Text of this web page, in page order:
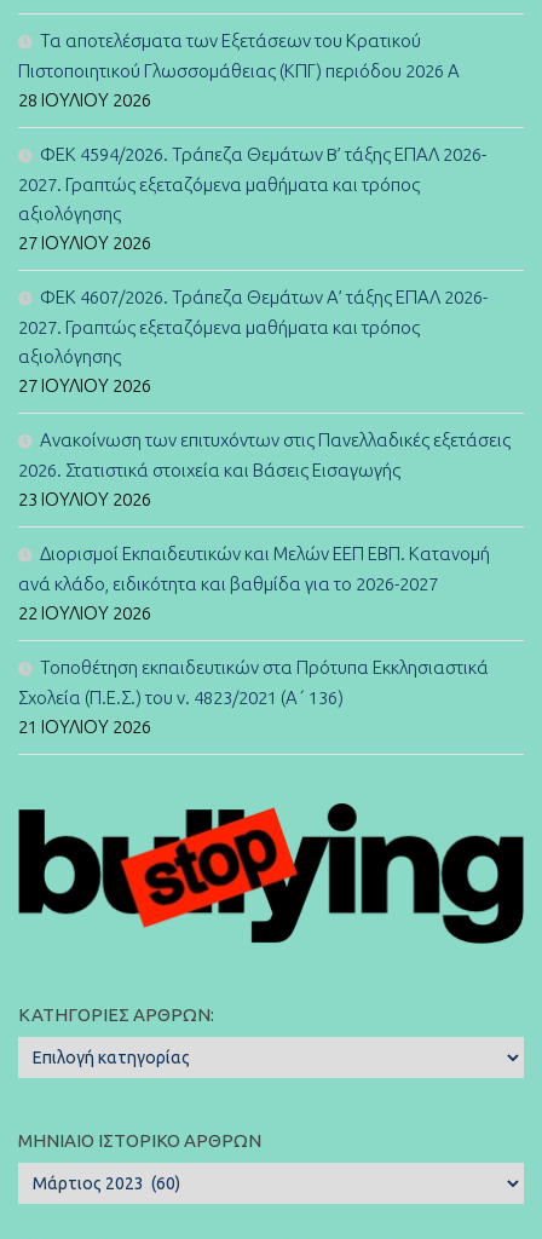
Τα αποτελέσματα των Εξετάσεων του Κρατικού
Πιστοποιητικού Γλωσσομάθειας (ΚΠΓ) περιόδου 2026 Α
28 ΙΟΥΛΊΟΥ 2026
ΦΕΚ 4594/2026. Τράπεζα Θεμάτων B’ τάξης ΕΠΑΛ 2026-
2027. Γραπτώς εξεταζόμενα μαθήματα και τρόπος
αξιολόγησης
27 ΙΟΥΛΊΟΥ 2026
ΦΕΚ 4607/2026. Τράπεζα Θεμάτων Α’ τάξης ΕΠΑΛ 2026-
2027. Γραπτώς εξεταζόμενα μαθήματα και τρόπος
αξιολόγησης
27 ΙΟΥΛΊΟΥ 2026
Ανακοίνωση των επιτυχόντων στις Πανελλαδικές εξετάσεις
2026. Στατιστικά στοιχεία και Βάσεις Εισαγωγής
23 ΙΟΥΛΊΟΥ 2026
Διορισμοί Εκπαιδευτικών και Μελών ΕΕΠ ΕΒΠ. Κατανομή
ανά κλάδο, ειδικότητα και βαθμίδα για το 2026-2027
22 ΙΟΥΛΊΟΥ 2026
Τοποθέτηση εκπαιδευτικών στα Πρότυπα Εκκλησιαστικά
Σχολεία (Π.Ε.Σ.) του ν. 4823/2021 (Α΄ 136)
21 ΙΟΥΛΊΟΥ 2026
ΚΑΤΗΓΟΡΊΕΣ ΆΡΘΡΩΝ:
Κατηγορίες
Άρθρων:
ΜΗΝΙΑΊΟ ΙΣΤΟΡΙΚΌ ΆΡΘΡΩΝ
Μηνιαίο
Ιστορικό